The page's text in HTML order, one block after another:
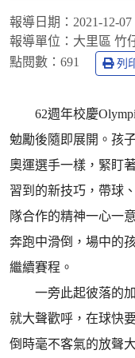
報導日期： 2021-12-07
報導單位： 大里區 竹
點閱數： 691 列
62週年校慶
勉勵後隨即展開。孩
奧運選手一樣，緊盯
習到的新技巧，帶球
隊合作的精神一心一
奔跑中滑倒，場中的
繼續賽程。
一旁此起彼落的加
就大聲歡呼，在球快
倒時毫不客氣的放聲